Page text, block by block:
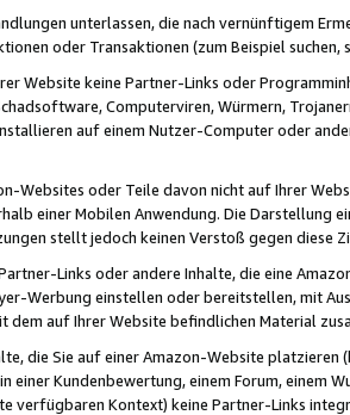
unterlassen, die nach vernünftigem
oder Transaktionen (zum Beispiel
Website keine Partner-Links oder
Computerviren, Würmern,
auf einem Nutzer-Computer oder
Websites oder Teile davon nicht auf Ihrer
einer Mobilen Anwendung. Die Darstellung
stellt jedoch keinen Verstoß gegen diese
Links oder andere Inhalte, die eine
Werbung einstellen oder bereitstellen, mit
dem auf Ihrer Website befindlichen Material
die Sie auf einer Amazon-Website
einer Kundenbewertung, einem Forum, einem
verfügbaren Kontext) keine Partner-Links